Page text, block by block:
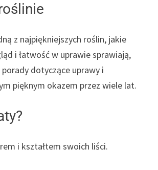
z najpiękniejszych roślin, jakie
i łatwość w uprawie sprawiają,
dotyczące uprawy i
pięknym okazem przez wiele lat.
i kształtem swoich liści.